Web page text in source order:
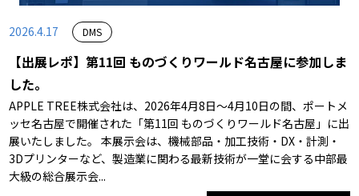
2026.4.17 DMS
【出展レポ】第11回 ものづくりワールド名古屋に参加しま
した。
APPLE TREE株式会社は、2026年4月8日～4月10日の間、ポートメ
ッセ名古屋で開催された「第11回 ものづくりワールド名古屋」に出
展いたしました。 本展示会は、機械部品・加工技術・DX・計測・
3Dプリンターなど、製造業に関わる最新技術が一堂に会する中部最
大級の総合展示会...